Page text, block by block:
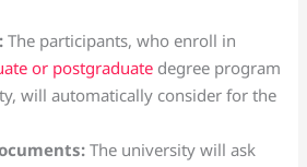
The participants, who enroll in
or postgraduate degree program
will automatically consider for the
The university will ask